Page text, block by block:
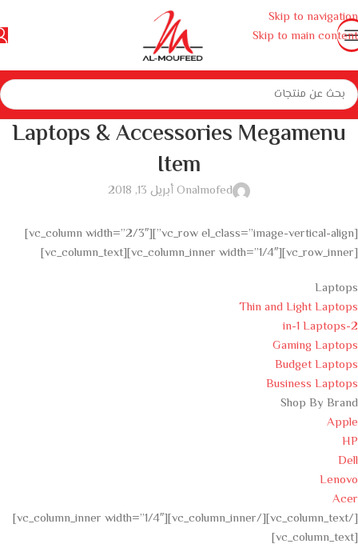
Skip to navigation
Skip to main content
Laptops & Accessories Megamenu
Item
almofedOn أبريل 13, 2018
[vc_row el_class=”image-vertical-align”][vc_column width=”2/3″]
[vc_row_inner][vc_column_inner width=”1/4″][vc_column_text]
Laptops
Thin and Light Laptops
2-in-1 Laptops
Gaming Laptops
Budget Laptops
Business Laptops
Shop By Brand
Apple
HP
Dell
Lenovo
Acer
[/vc_column_text][/vc_column_inner][vc_column_inner width=”1/4″]
[vc_column_text]